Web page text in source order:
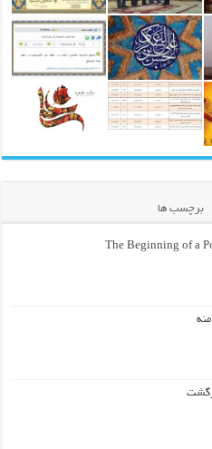
برچسب ها
The Beginning of a